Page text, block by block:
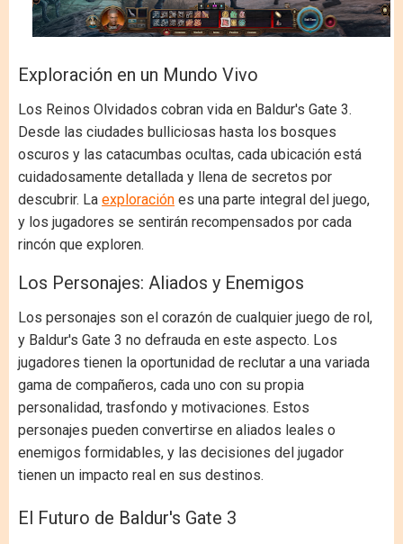
Exploración en un Mundo Vivo
Los Reinos Olvidados cobran vida en Baldur's Gate 3.
Desde las ciudades bulliciosas hasta los bosques
oscuros y las catacumbas ocultas, cada ubicación está
cuidadosamente detallada y llena de secretos por
descubrir. La exploración es una parte integral del juego,
y los jugadores se sentirán recompensados por cada
rincón que exploren.
Los Personajes: Aliados y Enemigos
Los personajes son el corazón de cualquier juego de rol,
y Baldur's Gate 3 no defrauda en este aspecto. Los
jugadores tienen la oportunidad de reclutar a una variada
gama de compañeros, cada uno con su propia
personalidad, trasfondo y motivaciones. Estos
personajes pueden convertirse en aliados leales o
enemigos formidables, y las decisiones del jugador
tienen un impacto real en sus destinos.
El Futuro de Baldur's Gate 3